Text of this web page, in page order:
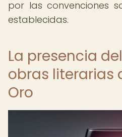
por las convenciones
establecidas.
La presencia
obras literarias
Oro